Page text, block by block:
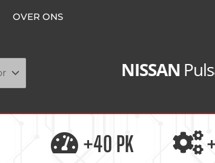
OVER ONS
NISSAN
+40 PK